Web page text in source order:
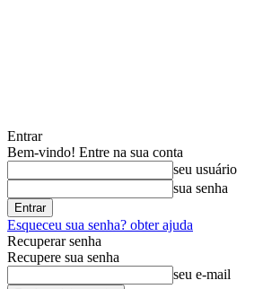
Entrar
Bem-vindo! Entre na sua conta
seu usuário
sua senha
Esqueceu sua senha? obter ajuda
Recuperar senha
Recupere sua senha
seu e-mail